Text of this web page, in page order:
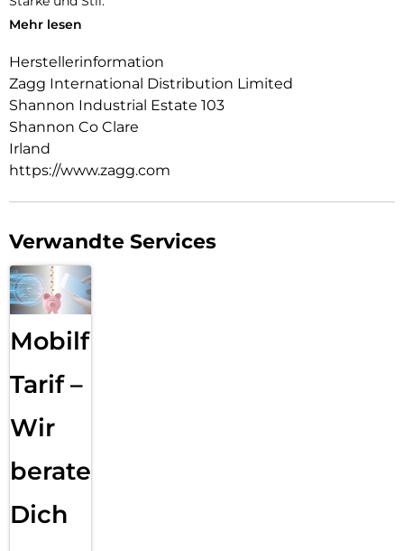
Fallresistent bis zu 2 Metern: Crystal Palace mit Folio wurde
Stürzen bis zu 2 Metern schützt.
Gestärkt mit Graphene: Graphene ist härter als ein Diamant,
Crystal Clear Gehäuse: Das transparente Crystal Palace
Gehäuse hat eine kratzfeste Oberfläche mit
vergilbungshemmenden Eigenschaften.
antimikrobiellen Wirkstoff, der das Gehäuse schützt, indem
er das Wachstum von geruchsverursachenden Bakterien
hemmt.
56% recycelter Inhalt: Crystal Palace mit Folio besteht zu
56% aus recyceltem Inhalt.
Slim Design: Das schlanke, leichte Design passt problemlos
Filmständer-Funktion: Das Cover im Folio-Stil lässt sich zu
einem Ständer umklappen, so dass Sie bequem Inhalte
ansehen, lesen oder Videochats führen können.
Eingeschränkte lebenslange Garantie : ZAGG garantiert das
Produkt gegen Verschleiß und Beschädigung während der
Mehr lesen
Herstellerinformation
Zagg International Distribution Limited
Shannon Industrial Estate 103
Shannon Co Clare
Irland
https://www.zagg.com
Verwandte Services
Mobilfunk
Tarif –
Wir
beraten
Dich